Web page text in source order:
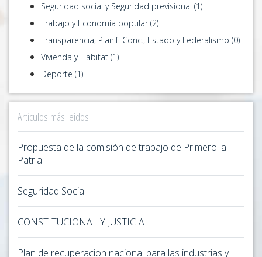
Seguridad social y Seguridad previsional (1)
Trabajo y Economía popular (2)
Transparencia, Planif. Conc., Estado y Federalismo (0)
Vivienda y Habitat (1)
Deporte (1)
Artículos más leidos
Propuesta de la comisión de trabajo de Primero la
Patria
Seguridad Social
CONSTITUCIONAL Y JUSTICIA
Plan de recuperacion nacional para las industrias y